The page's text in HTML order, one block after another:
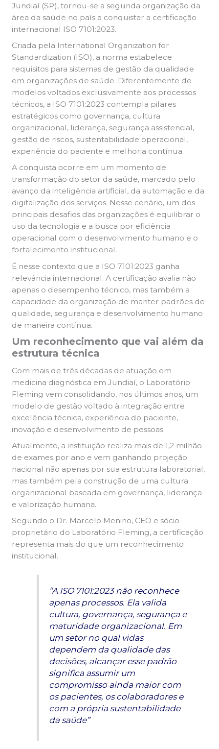
Jundiaí (SP), tornou-se a segunda organização da
área da saúde no país a conquistar a certificação
internacional ISO 7101:2023.
Criada pela International Organization for
Standardization (ISO), a norma estabelece
requisitos para sistemas de gestão da qualidade
em organizações de saúde. Diferentemente de
modelos voltados exclusivamente aos processos
técnicos, a ISO 7101:2023 contempla pilares
estratégicos como governança, cultura
organizacional, liderança, segurança assistencial,
gestão de riscos, sustentabilidade operacional,
experiência do paciente e melhoria contínua.
A conquista ocorre em um momento de
transformação do setor da saúde, marcado pelo
avanço da inteligência artificial, da automação e da
digitalização dos serviços. Nesse cenário, um dos
principais desafios das organizações é equilibrar o
uso da tecnologia e a busca por eficiência
operacional com o desenvolvimento humano e o
fortalecimento institucional.
É nesse contexto que a ISO 7101:2023 ganha
relevância internacional. A certificação avalia não
apenas o desempenho técnico, mas também a
capacidade da organização de manter padrões de
qualidade, segurança e desenvolvimento humano
de maneira contínua.
Um reconhecimento que vai além da
estrutura técnica
Com mais de três décadas de atuação em
medicina diagnóstica em Jundiaí, o Laboratório
Fleming vem consolidando, nos últimos anos, um
modelo de gestão voltado à integração entre
excelência técnica, experiência do paciente,
inovação e desenvolvimento de pessoas.
Atualmente, a instituição realiza mais de 1,2 milhão
de exames por ano e vem ganhando projeção
nacional não apenas por sua estrutura laboratorial,
mas também pela construção de uma cultura
organizacional baseada em governança, liderança
e valorização humana.
Segundo o Dr. Marcelo Menino, CEO e sócio-
proprietário do Laboratório Fleming, a certificação
representa mais do que um reconhecimento
institucional.
“A ISO 7101:2023 não reconhece
apenas processos. Ela valida
cultura, governança, segurança e
maturidade organizacional. Em
um setor no qual vidas
dependem da qualidade das
decisões, alcançar esse padrão
significa assumir um
compromisso ainda maior com
os pacientes, os colaboradores e
com a própria sustentabilidade
da saúde”